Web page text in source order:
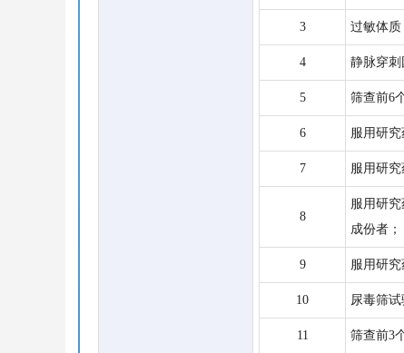
3 过敏体质
4 静脉穿刺
5 筛查前6
6 服用研
7 服用研
8
服用研
成份者；
9 服用研
10 尿毒筛试
11 筛查前3